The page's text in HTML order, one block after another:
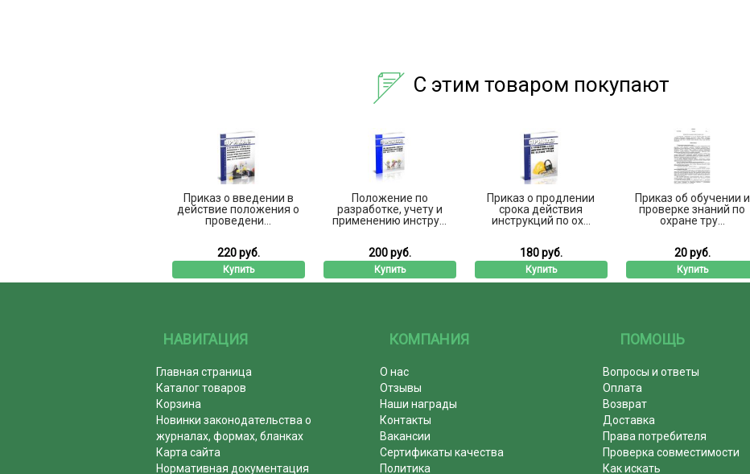
С этим товаром покупают
Приказ о введении в
действие положения о
проведени...
220 руб.
Купить
Положение по
разработке, учету и
применению инстру...
200 руб.
Купить
Приказ о продлении
срока действия
инструкций по ох...
180 руб.
Купить
Приказ об обучении и
проверке знаний по
охране тру...
20 руб.
Купить
НАВИГАЦИЯ
Главная страница
Каталог товаров
Корзина
Новинки законодательства о
журналах, формах, бланках
Карта сайта
Нормативная документация
КОМПАНИЯ
О нас
Отзывы
Наши награды
Контакты
Вакансии
Сертификаты качества
Политика
ПОМОЩЬ
Вопросы и ответы
Оплата
Возврат
Доставка
Права потребителя
Проверка совместимости
Как искать